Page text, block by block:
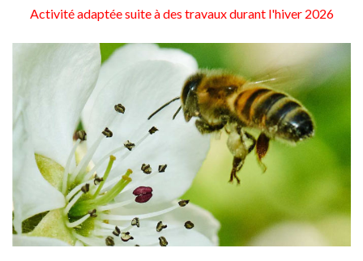
Activité adaptée suite à des travaux durant l'hiver 2026
ACTIVITÉ ABEILLES ET POLLINISATION